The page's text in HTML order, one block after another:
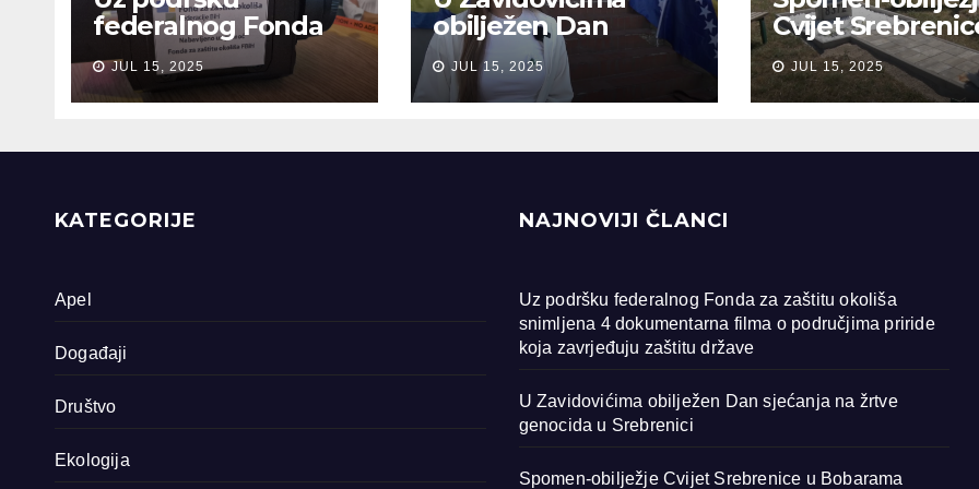
federalnog Fonda
za zaštitu okoliša
snimljena 4
dokumentarna
priride koja
države
JUL 15, 2025
obilježen Dan
sjećanja na žrtve
genocida u
Srebrenici
JUL 15, 2025
Cvijet
Bobarama
JUL 15, 2025
KATEGORIJE
Apel
Događaji
Društvo
Ekologija
NAJNOVIJI ČLANCI
Uz podršku federalnog Fonda za zaštitu okoliša
snimljena 4 dokumentarna filma o područjima priride
koja zavrjeđuju zaštitu države
U Zavidovićima obilježen Dan sjećanja na žrtve
genocida u Srebrenici
Spomen-obilježje Cvijet Srebrenice u Bobarama